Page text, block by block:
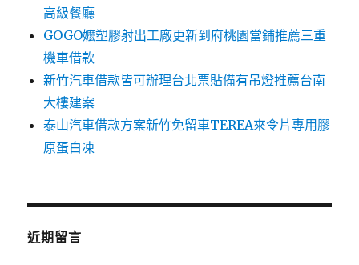
高級餐廳
GOGO嬤塑膠射出工廠更新到府桃園當鋪推薦三重
機車借款
新竹汽車借款皆可辦理台北票貼備有吊燈推薦台南
大樓建案
泰山汽車借款方案新竹免留車TEREA來令片專用膠
原蛋白凍
近期留言